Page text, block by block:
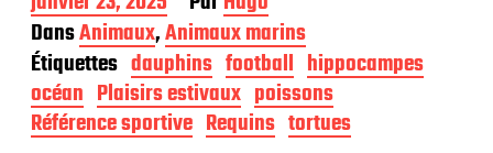
a
t
e
d
e
p
DansAnimaux,Animaux marins
Étiquettes dauphins football hippocampes
océan Plaisirs estivaux poissons
Référence sportive Requins tortues